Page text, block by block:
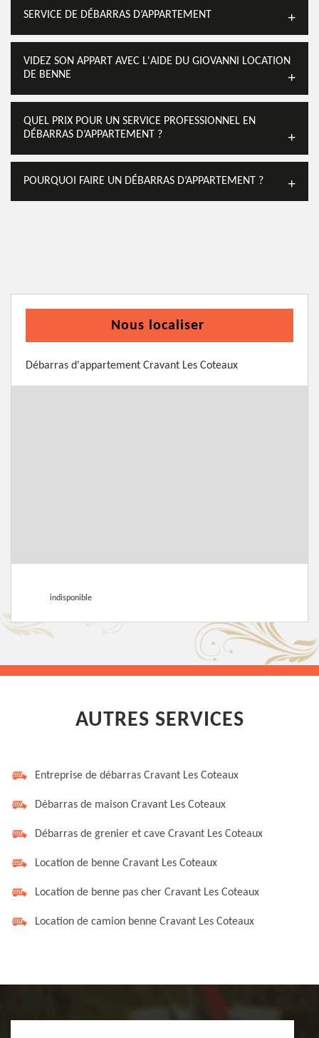
SERVICE DE DÉBARRAS D’APPARTEMENT
VIDEZ SON APPART AVEC L'AIDE DU GIOVANNI LOCATION
DE BENNE
QUEL PRIX POUR UN SERVICE PROFESSIONNEL EN
DÉBARRAS D’APPARTEMENT ?
POURQUOI FAIRE UN DÉBARRAS D’APPARTEMENT ?
Nous localiser
Débarras d'appartement Cravant Les Coteaux
indisponible
AUTRES SERVICES
Entreprise de débarras Cravant Les Coteaux
Débarras de maison Cravant Les Coteaux
Débarras de grenier et cave Cravant Les Coteaux
Location de benne Cravant Les Coteaux
Location de benne pas cher Cravant Les Coteaux
Location de camion benne Cravant Les Coteaux